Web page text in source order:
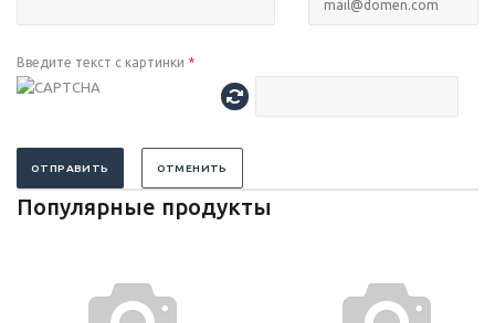
Введите текст с картинки *
ОТПРАВИТЬ ОТМЕНИТЬ
Популярные продукты